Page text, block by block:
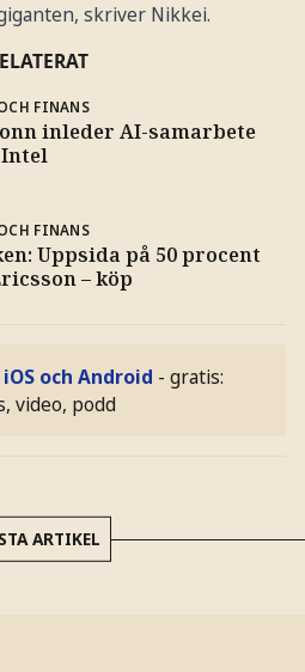
skriver Nikkei.
FINANS
inleder AI-samarbete
FINANS
Uppsida på 50 procent
– köp
och Android - gratis:
video, podd
ARTIKEL